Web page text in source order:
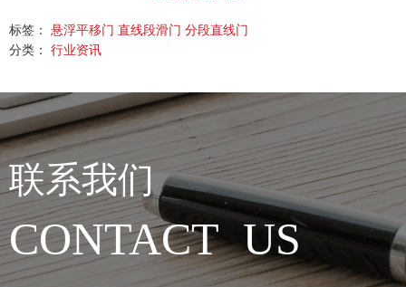
标签： 悬浮平移门 直线段滑门 分段直线门
分类： 行业资讯
联系我们
CONTACT US